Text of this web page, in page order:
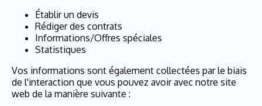
Établir un devis
Rédiger des contrats
Informations/Offres spéciales
Statistiques
Vos informations sont également collectées par le biais
de l'interaction que vous pouvez avoir avec notre site
web de la manière suivante :